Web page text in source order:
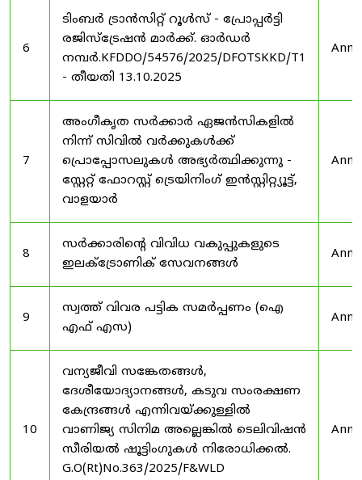
6
ടിംബർ ട്രാൻസിറ്റ് റൂൾസ് - പ്രോപ്പർട്ടി
രജിസ്ട്രേഷൻ മാർക്ക്. ഓർഡർ
നമ്പർ.KFDDO/54576/2025/DFOTSKKD/T1
- തീയതി 13.10.2025
7
അംഗീകൃത സർക്കാർ ഏജൻസികളിൽ
നിന്ന് സിവിൽ വർക്കുകൾക്ക്
പ്രൊപ്പോസലുകൾ അഭ്യർത്ഥിക്കുന്നു -
സ്റ്റേറ്റ് ഫോറസ്റ്റ് ട്രെയിനിംഗ് ഇൻസ്റ്റിറ്റ്യൂട്ട്,
വാളയാർ
8
സർക്കാരിന്റെ വിവിധ വകുപ്പുകളുടെ
ഇലക്ട്രോണിക് സേവനങ്ങൾ
9
സ്വത്ത് വിവര പട്ടിക സമർപ്പണം (ഐ
എഫ് എസ)
10
വന്യജീവി സങ്കേതങ്ങൾ,
ദേശീയോദ്യാനങ്ങൾ, കടുവ സംരക്ഷണ
കേന്ദ്രങ്ങൾ എന്നിവയ്ക്കുള്ളിൽ
വാണിജ്യ സിനിമ അല്ലെങ്കിൽ ടെലിവിഷൻ
സീരിയൽ ഷൂട്ടിംഗുകൾ നിരോധിക്കൽ.
G.O(Rt)No.363/2025/F&WLD